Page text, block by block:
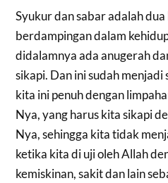
Syukur dan sabar adalah dua
berdampingan dalam
didalamnya ada anugerah
sikapi. Dan ini sudah
kita ini penuh dengan
Nya, yang harus kita sikapi
Nya, sehingga kita tidak
ketika kita di uji oleh Allah
kemiskinan, sakit dan lain